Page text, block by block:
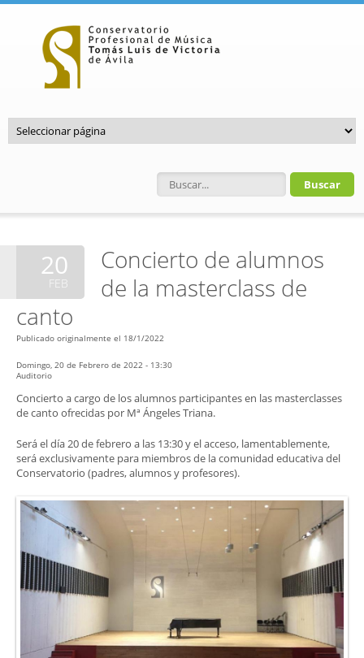
Formulario de búsqueda
20
FEB
Concierto de alumnos
de la masterclass de
canto
Publicado originalmente el 18/1/2022
Domingo, 20 de Febrero de 2022 - 13:30
Auditorio
Concierto a cargo de los alumnos participantes en las masterclasses
de canto ofrecidas por Mª Ángeles Triana.
Será el día 20 de febrero a las 13:30 y el acceso, lamentablemente,
será exclusivamente para miembros de la comunidad educativa del
Conservatorio (padres, alumnos y profesores).